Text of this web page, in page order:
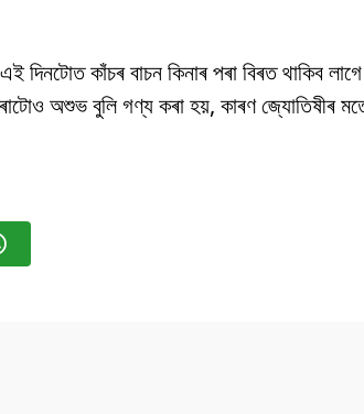
দিনটোত কাঁচৰ বাচন কিনাৰ পৰা বিৰত থাকিব
কৰাটোও অশুভ বুলি গণ্য কৰা হয়, কাৰণ জ্যোতিষীৰ